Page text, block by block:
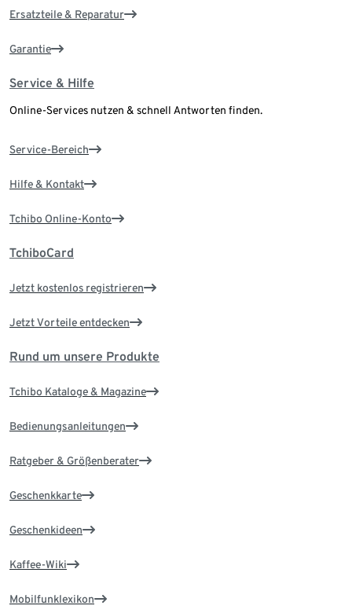
Ersatzteile & Reparatur
Garantie
Service & Hilfe
Online-Services nutzen & schnell Antworten finden.
Service-Bereich
Hilfe & Kontakt
Tchibo Online-Konto
TchiboCard
Jetzt kostenlos registrieren
Jetzt Vorteile entdecken
Rund um unsere Produkte
Tchibo Kataloge & Magazine
Bedienungsanleitungen
Ratgeber & Größenberater
Geschenkkarte
Geschenkideen
Kaffee-Wiki
Mobilfunklexikon